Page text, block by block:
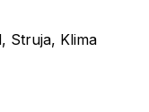
Struja, Klima